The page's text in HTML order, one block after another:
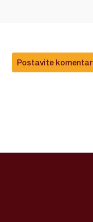
Postavite komentar